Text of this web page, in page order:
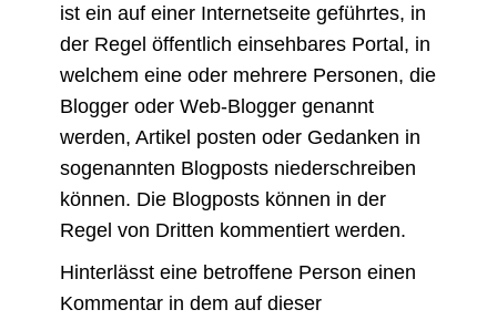
ist ein auf einer Internetseite geführtes, in
der Regel öffentlich einsehbares Portal, in
welchem eine oder mehrere Personen, die
Blogger oder Web-Blogger genannt
werden, Artikel posten oder Gedanken in
sogenannten Blogposts niederschreiben
können. Die Blogposts können in der
Regel von Dritten kommentiert werden.
Hinterlässt eine betroffene Person einen
Kommentar in dem auf dieser